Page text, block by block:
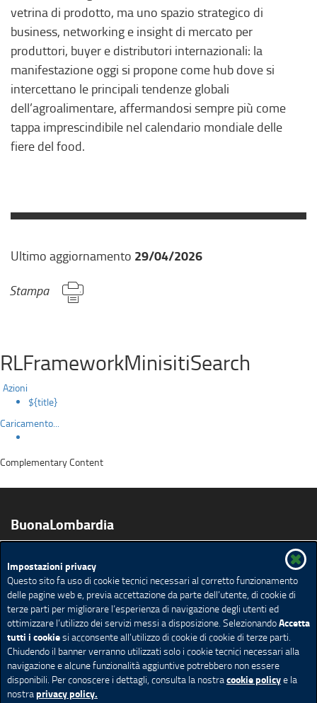
vetrina di prodotto, ma uno spazio strategico di
business, networking e insight di mercato per
produttori, buyer e distributori internazionali: la
manifestazione oggi si propone come hub dove si
intercettano le principali tendenze globali
dell’agroalimentare, affermandosi sempre più come
tappa imprescindibile nel calendario mondiale delle
fiere del food.
Ultimo aggiornamento 29/04/2026
Stampa
RLFrameworkMinisitiSearch
Azioni
${title}
Caricamento...
Impostazioni privacy
Questo sito fa uso di cookie tecnici necessari al corretto funzionamento
delle pagine web e, previa accettazione da parte dell’utente, di cookie di
terze parti per migliorare l’esperienza di navigazione degli utenti ed
ottimizzare l’utilizzo dei servizi messi a disposizione. SelezionandoAccetta
tutti i cookiesi acconsente all’utilizzo di cookie di cookie di terze parti.
Chiudendo il banner verranno utilizzati solo i cookie tecnici necessari alla
navigazione e alcune funzionalità aggiuntive potrebbero non essere
disponibili. Per conoscere i dettagli, consulta la nostracookie policye la
nostraprivacy policy.
BuonaLombardia
Prodotti Vini
Biologico
Agriturismi e Fattorie Didattiche
Ricette
Pubblicazioni app e video
Agenda
Ricerca avanzata
Mappa del sito
Feed Rss
Redazione
Privacy Note Legali
Accessibilità
Cookie policy
Impostazione Cookie
Complementary Content